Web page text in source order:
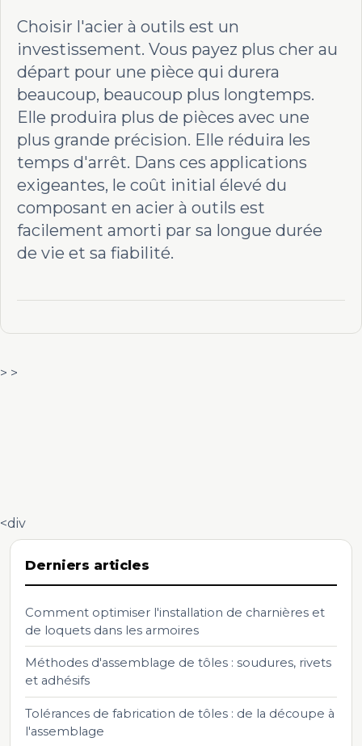
Derniers articles
Comment optimiser l'installation de charnières et
de loquets dans les armoires
Méthodes d'assemblage de tôles : soudures, rivets
et adhésifs
Tolérances de fabrication de tôles : de la découpe à
l'assemblage
Choisir l'acier à outils est un
investissement. Vous payez plus cher au
départ pour une pièce qui durera
beaucoup, beaucoup plus longtemps.
Elle produira plus de pièces avec une
plus grande précision. Elle réduira les
temps d'arrêt. Dans ces applications
exigeantes, le coût initial élevé du
composant en acier à outils est
facilement amorti par sa longue durée
de vie et sa fiabilité.
> >
<div